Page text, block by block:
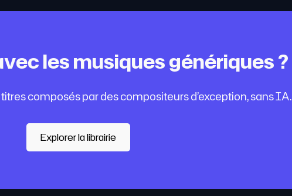
les musiques génériques ?
composés par des compositeurs d’exception, sans IA.
Explorer la librairie